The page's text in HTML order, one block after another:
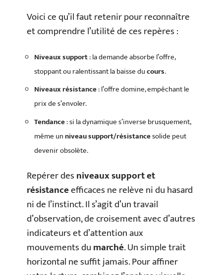
Voici ce qu’il faut retenir pour reconnaître
et comprendre l’utilité de ces repères :
Niveaux support: la demande absorbe l’offre,
stoppant ou ralentissant la baisse ducours.
Niveaux résistance: l’offre domine, empêchant le
prix de s’envoler.
Tendance: si la dynamique s’inverse brusquement,
même un niveau support/résistancesolide peut
devenir obsolète.
Repérer desniveaux support et
résistanceefficaces ne relève ni du hasard
ni de l’instinct. Il s’agit d’un travail
d’observation, de croisement avec d’autres
indicateurs et d’attention aux
mouvements dumarché. Un simple trait
horizontal ne suffit jamais. Pour affiner